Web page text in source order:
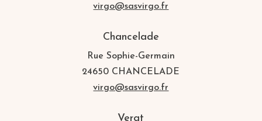
virgo@sasvirgo.fr
Chancelade
Rue Sophie-Germain
24650 CHANCELADE
virgo@sasvirgo.fr
Vergt